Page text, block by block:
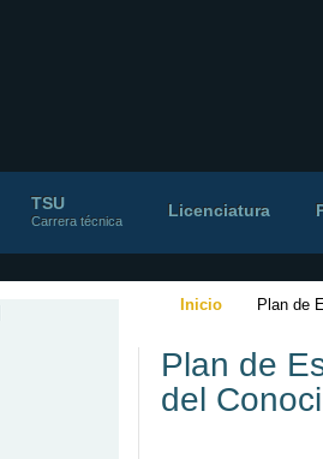
TSU
Carrera técnica
Licenciatura
Inicio Plan de
Plan de
del